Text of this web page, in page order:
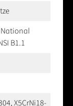
National
B1.1
X5CrNi18-